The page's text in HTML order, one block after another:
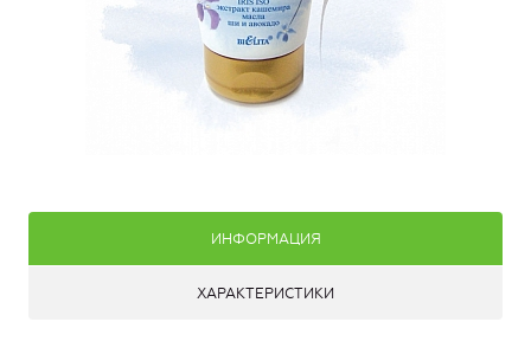
ИНФОРМАЦИЯ
ХАРАКТЕРИСТИКИ